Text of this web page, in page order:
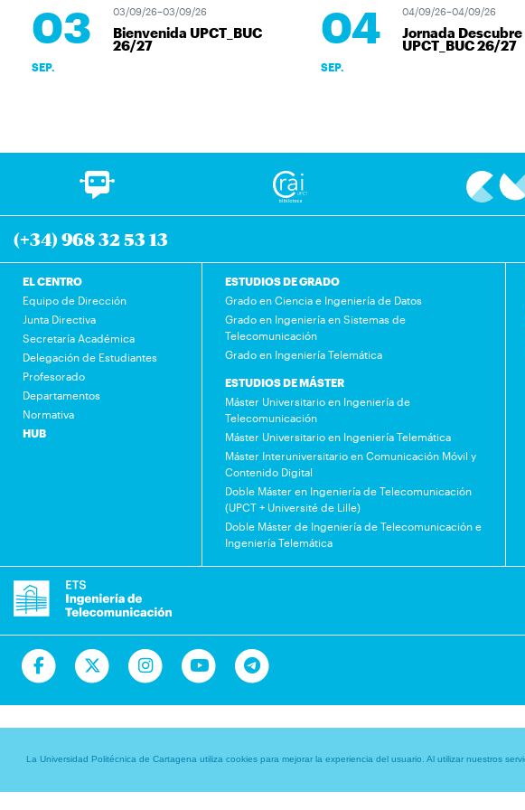
La Universidad Politécnica de Cartagena utiliza cookies para mejorar la experiencia del usuario. Al utilizar nuestros
03
SEP.
03/09/26–03/09/26
Bienvenida UPCT_BUC
26/27 04
SEP.
04/09/26–04/09/26
Jornada Descubre
UPCT_BUC 26/27
(+34) 968 32 53 13
EL CENTRO
Equipo de Dirección
Junta Directiva
Secretaría Académica
Delegación de Estudiantes
Profesorado
Departamentos
Normativa
HUB
ESTUDIOS DE GRADO
Grado en Ciencia e Ingeniería de Datos
Grado en Ingeniería en Sistemas de
Telecomunicación
Grado en Ingeniería Telemática
ESTUDIOS DE MÁSTER
Máster Universitario en Ingeniería de
Telecomunicación
Máster Universitario en Ingeniería Telemática
Máster Interuniversitario en Comunicación Móvil y
Contenido Digital
Doble Máster en Ingeniería de Telecomunicación
(UPCT + Université de Lille)
Doble Máster de Ingeniería de Telecomunicación e
Ingeniería Telemática